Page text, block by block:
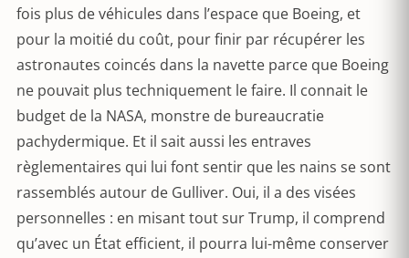
fois plus de véhicules dans l’espace que Boeing, et
pour la moitié du coût, pour finir par récupérer les
astronautes coincés dans la navette parce que Boeing
ne pouvait plus techniquement le faire. Il connait le
budget de la NASA, monstre de bureaucratie
pachydermique. Et il sait aussi les entraves
règlementaires qui lui font sentir que les nains se sont
rassemblés autour de Gulliver. Oui, il a des visées
personnelles : en misant tout sur Trump, il comprend
qu’avec un État efficient, il pourra lui-même conserver